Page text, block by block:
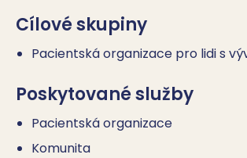
Cílové skupiny
Pacientská organizace pro lidi s
Poskytované služby
Pacientská organizace
Komunita